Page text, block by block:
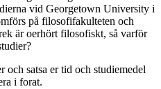
vid Georgetown University i
på filosofifakulteten och
är oerhört filosofiskt, så varför
och satsa er tid och studiemedel
i forat.